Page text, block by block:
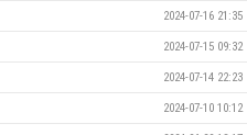
2024-07-16 21:35
2024-07-15 09:32
2024-07-14 22:23
2024-07-10 10:12